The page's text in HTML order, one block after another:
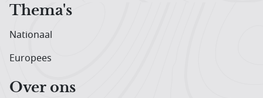
Thema's
Nationaal
Europees
Over ons